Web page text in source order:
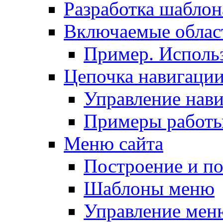
Разработка
Включаемые
Пример.
Цепочка
Управление
Примеры
Меню сайта
Построение и
Шаблоны меню
Управление